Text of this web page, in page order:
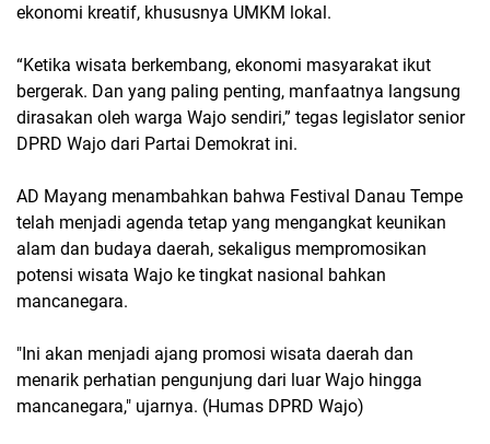
ekonomi kreatif, khususnya UMKM lokal.
“Ketika wisata berkembang, ekonomi masyarakat ikut
bergerak. Dan yang paling penting, manfaatnya langsung
dirasakan oleh warga Wajo sendiri,” tegas legislator senior
DPRD Wajo dari Partai Demokrat ini.
AD Mayang menambahkan bahwa Festival Danau Tempe
telah menjadi agenda tetap yang mengangkat keunikan
alam dan budaya daerah, sekaligus mempromosikan
potensi wisata Wajo ke tingkat nasional bahkan
mancanegara.
"Ini akan menjadi ajang promosi wisata daerah dan
menarik perhatian pengunjung dari luar Wajo hingga
mancanegara," ujarnya. (Humas DPRD Wajo)